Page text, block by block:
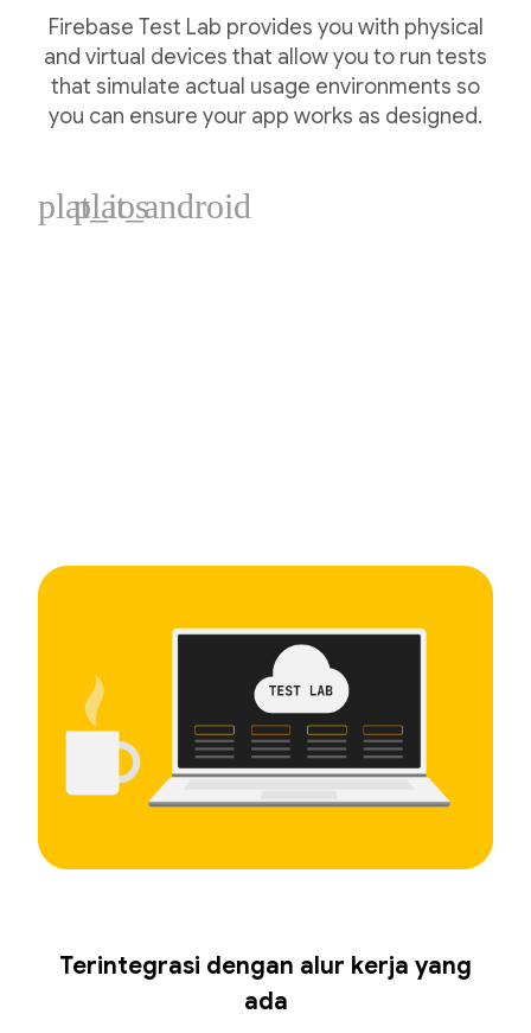
Firebase Test Lab provides you with physical
and virtual devices that allow you to run tests
that simulate actual usage environments so
you can ensure your app works as designed.
plat_ios
plat_android
Terintegrasi dengan alur kerja yang
ada